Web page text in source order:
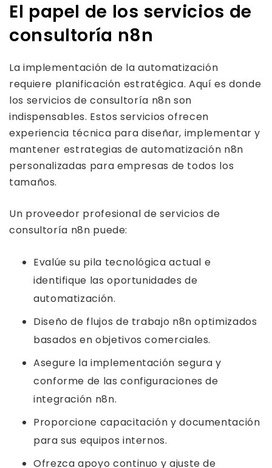
El papel de los servicios de
consultoría n8n
La implementación de la automatización
requiere planificación estratégica. Aquí es donde
los servicios de consultoría n8n son
indispensables. Estos servicios ofrecen
experiencia técnica para diseñar, implementar y
mantener estrategias de automatización n8n
personalizadas para empresas de todos los
tamaños.
Un proveedor profesional de servicios de
consultoría n8n puede:
Evalúe su pila tecnológica actual e
identifique las oportunidades de
automatización.
Diseño de flujos de trabajo n8n optimizados
basados en objetivos comerciales.
Asegure la implementación segura y
conforme de las configuraciones de
integración n8n.
Proporcione capacitación y documentación
para sus equipos internos.
Ofrezca apoyo continuo y ajuste de